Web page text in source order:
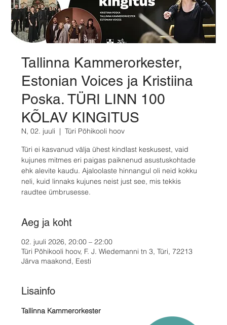
Tallinna Kammerorkester,
Estonian Voices ja Kristiina
Poska. TÜRI LINN 100
KÕLAV KINGITUS
N, 02. juuli
  |
Türi Põhikooli hoov
Türi ei kasvanud välja ühest kindlast keskusest, vaid
kujunes mitmes eri paigas paiknenud asustuskohtade
ehk alevite kaudu. Ajaloolaste hinnangul oli neid kokku
neli, kuid linnaks kujunes neist just see, mis tekkis
raudtee ümbrusesse.
Aeg ja koht
02. juuli 2026, 20:00 – 22:00
Türi Põhikooli hoov, F. J. Wiedemanni tn 3, Türi, 72213
Järva maakond, Eesti
Lisainfo
Tallinna Kammerorkester